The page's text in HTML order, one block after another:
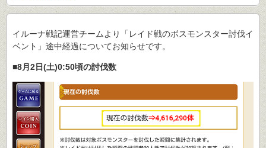
イルーナ戦記運営チームより「レイド戦のボスモンスター討伐イ
ベント」途中経過についてお知らせです。
■8月2日(土)0:50頃の討伐数